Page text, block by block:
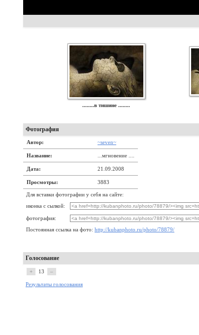
........в тишине ........
Фотография
Автор: ~seven~
Название: ...мгновение ....
Дата: 21.09.2008
Просмотры: 3883
Для вставки фотографии у себя на сайте:
иконка с сылкой:
фотография:
Постоянная ссылка на фото: http://kubanphoto.ru/photo/78879/
Голосование
+ 13 –
Результаты голосования